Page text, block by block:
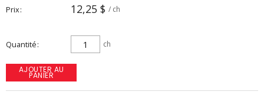
Prix 12,25 $ / ch
Quantité ch
AJOUTER AU
PANIER